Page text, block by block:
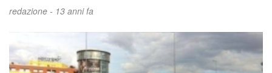
redazione - 13 anni fa